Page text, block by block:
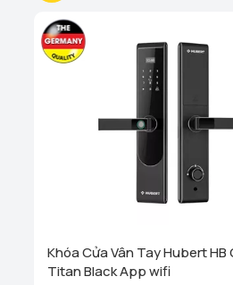
Khóa Cửa Vân Tay Hubert HB
Titan Black App wifi